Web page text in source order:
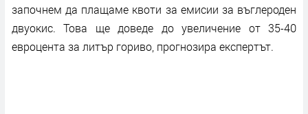
започнем да плащаме квоти за емисии за въглероден
двуокис. Това ще доведе до увеличение от 35-40
евроцента за литър гориво, прогнозира експертът.